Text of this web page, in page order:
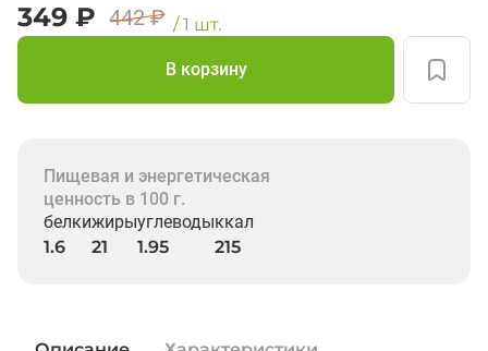
349 ₽ 442₽ /1 шт.
В корзину
Пищевая и энергетическая
ценность в 100 г.
белки
1.6
жиры
21
углеводы
1.95
ккал
215